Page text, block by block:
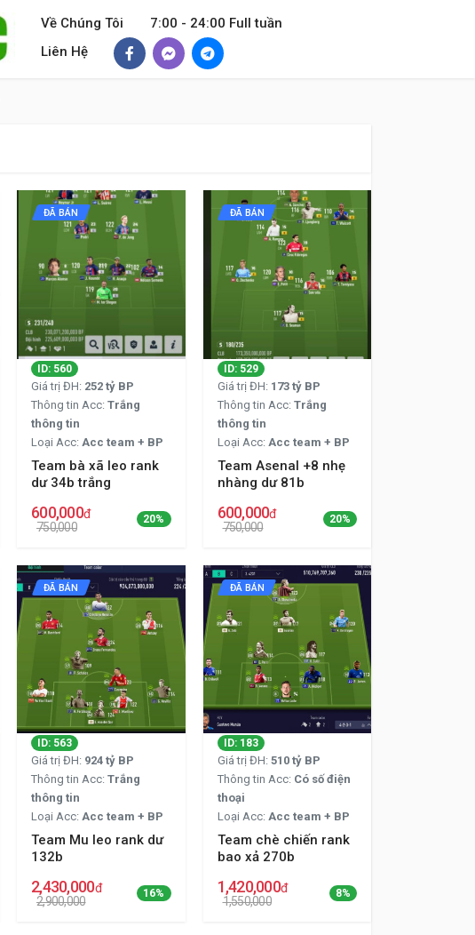
Về Chúng Tôi
7:00 - 24:00 Full tuần
Liên Hệ
ID: 560
Giá trị ĐH: 252 tỷ BP
Thông tin Acc: Trắng
thông tin
Loại Acc: Acc team + BP
ĐÃ BÁN
Team bà xã leo rank
dư 34b trắng
600,000đ
750,000
20%
ID: 529
Giá trị ĐH: 173 tỷ BP
Thông tin Acc: Trắng
thông tin
Loại Acc: Acc team + BP
ĐÃ BÁN
Team Asenal +8 nhẹ
nhàng dư 81b
600,000đ
750,000
20%
ID: 563
Giá trị ĐH: 924 tỷ BP
Thông tin Acc: Trắng
thông tin
Loại Acc: Acc team + BP
ĐÃ BÁN
Team Mu leo rank dư
132b
2,430,000đ
2,900,000
16%
ID: 183
Giá trị ĐH: 510 tỷ BP
Thông tin Acc: Có số điện
thoại
Loại Acc: Acc team + BP
ĐÃ BÁN
Team chè chiến rank
bao xả 270b
1,420,000đ
1,550,000
8%